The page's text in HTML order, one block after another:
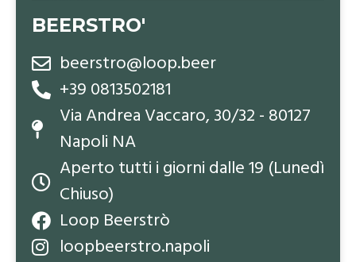
BEERSTRO'
beerstro@loop.beer
+39 0813502181
Via Andrea Vaccaro, 30/32 - 80127
Napoli NA
Aperto tutti i giorni dalle 19 (Lunedì
Chiuso)
Loop Beerstrò
loopbeerstro.napoli